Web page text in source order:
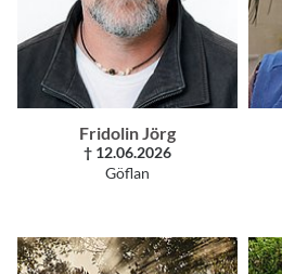
Fridolin Jörg
† 12.06.2026
Göflan